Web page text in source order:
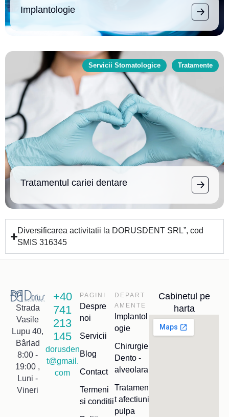
Implantologie
Servicii Stomatologice Tratamente
Tratamentul cariei dentare
Diversificarea activitatii la DORUSDENT SRL”, cod
SMIS 316345
Strada
Vasile
Lupu 40,
Bârlad
8:00 -
19:00 ,
Luni -
Vineri
+40
741
213
145
dorusden
t@gmail.
com
PAGINI
Despre
noi
Servicii
Blog
Contact
Termeni
si conditii
DEPART
AMENTE
Implantol
ogie
Chirurgie
Dento -
alveolara
Tratamen
t afectiuni
pulpa
Cabinetul pe
harta